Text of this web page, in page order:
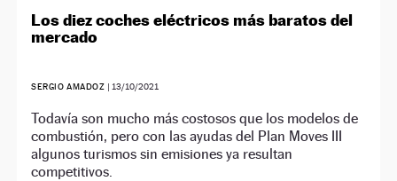
Los diez coches eléctricos más baratos del
mercado
SERGIO AMADOZ | 13/10/2021
Todavía son mucho más costosos que los modelos de
combustión, pero con las ayudas del Plan Moves III
algunos turismos sin emisiones ya resultan
competitivos.